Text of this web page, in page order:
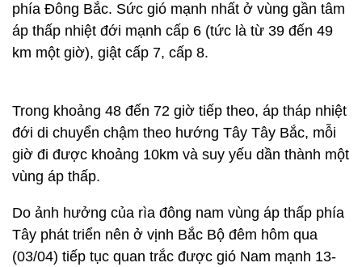
phía Đông Bắc. Sức gió mạnh nhất ở vùng gần tâm
áp thấp nhiệt đới mạnh cấp 6 (tức là từ 39 đến 49
km một giờ), giật cấp 7, cấp 8.
Trong khoảng 48 đến 72 giờ tiếp theo, áp tháp nhiệt
đới di chuyển chậm theo hướng Tây Tây Bắc, mỗi
giờ đi được khoảng 10km và suy yếu dần thành một
vùng áp thấp.
Do ảnh hưởng của rìa đông nam vùng áp thấp phía
Tây phát triển nên ở vịnh Bắc Bộ đêm hôm qua
(03/04) tiếp tục quan trắc được gió Nam mạnh 13-